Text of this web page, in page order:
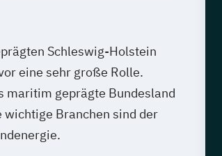
Schleswig-Holstein
eine sehr große Rolle.
maritim geprägte Bundesland
Branchen sind der